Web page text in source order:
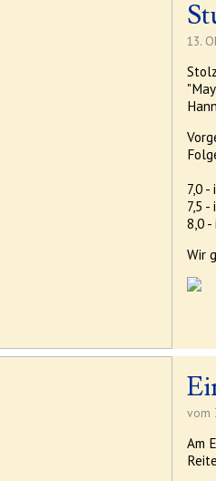
13.
7,0 -
7,5
8,0
Wir
vom
Am